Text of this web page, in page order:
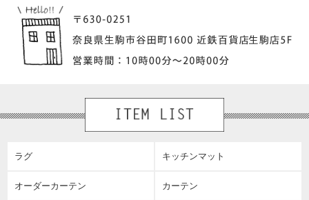
ラグ キッチンマット
オーダーカーテン カーテン